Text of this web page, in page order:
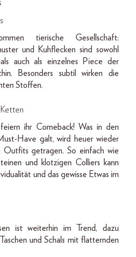
tierische Gesellschaft:
und Kuhflecken sind sowohl
auch als einzelnes Piece der
Besonders subtil wirken die
Stoffen.
Ketten
ihr Comeback! Was in den
Have galt, wird heuer wieder
Outfits getragen. So einfach wie
und klotzigen Colliers kann
und das gewisse Etwas im
ist weiterhin im Trend, dazu
und Schals mit flatternden